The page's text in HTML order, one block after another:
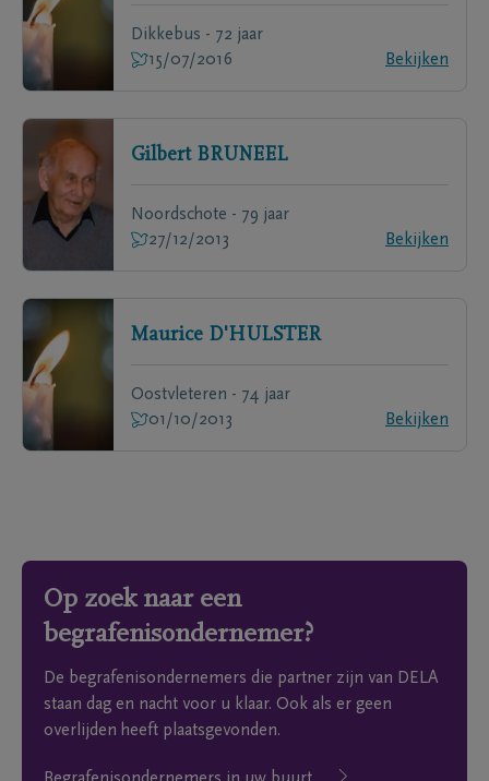
Dikkebus - 72 jaar
15/07/2016
Bekijken
Gilbert BRUNEEL
Noordschote - 79 jaar
27/12/2013
Bekijken
Maurice D'HULSTER
Oostvleteren - 74 jaar
01/10/2013
Bekijken
Op zoek naar een
begrafenisondernemer?
De begrafenisondernemers die partner zijn van DELA
staan dag en nacht voor u klaar. Ook als er geen
overlijden heeft plaatsgevonden.